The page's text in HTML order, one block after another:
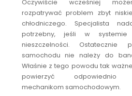
Oczywiście wcześniej
rozpatrywać problem zbyt
chłodniczego. Specjalista
potrzebny, jeśli w systemie
nieszczelności. Ostatecznie
samochodu nie należy do
Właśnie z tego powodu tak
powierzyć odpowiednio
mechanikom samochodowym.